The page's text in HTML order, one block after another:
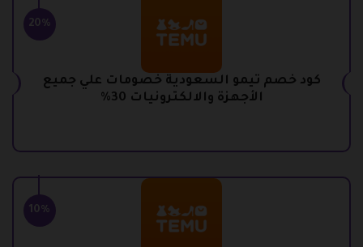
20%
كود خصم تيمو السعودية خصومات علي جميع
الأجهزة والالكترونيات 30%
10%